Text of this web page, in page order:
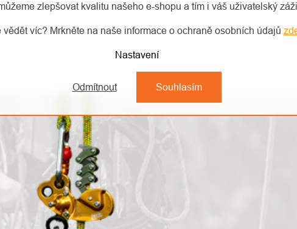
zlepšovat kvalitu našeho e-shopu a tím i váš uživatelský
vědět víc? Mrkněte na naše informace o ochraně osobních údajů
Nastavení
Odmítnout Souhlasím